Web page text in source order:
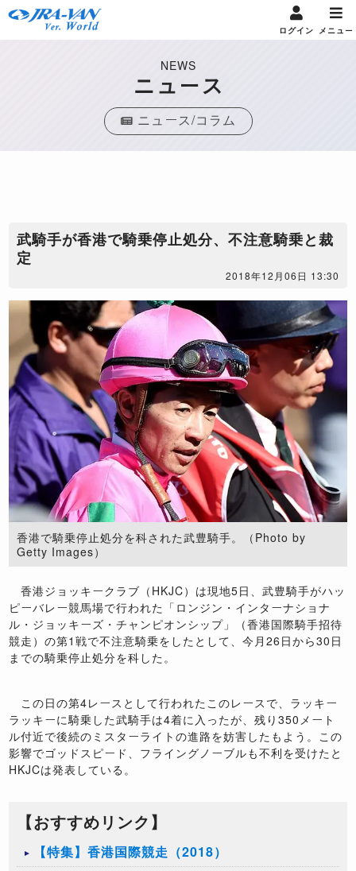
ログイン メニュー
NEWS
ニュース
ニュース/コラム
​武騎手が香港で騎乗停止処分、不注意騎乗と裁
定
2018年12月06日 13:30
香港で騎乗停止処分を科された武豊騎手。（Photo by
Getty Images）
香港ジョッキークラブ（ HKJC）は現地5日、武豊騎手がハッ
ピーバレー競馬場で行われた「ロンジン・インターナショナ
ル・ジョッキーズ・チャンピオンシップ」（香港国際騎手招待
競走）の第1戦で不注意騎乗をしたとして、今月26 日から30 日
までの騎乗停止処分を科した。
この日の第4レースとして行われたこのレースで、ラッキー
ラッキーに騎乗した武騎手は4着に入ったが、残り350 メート
ル付近で後続のミスターライトの進路を妨害したもよう。この
影響でゴッドスピード、フライングノーブルも不利を受けたと
HKJCは発表している。
【おすすめリンク】
【特集】香港国際競走（2018）